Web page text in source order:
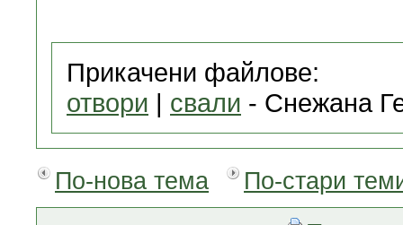
Прикачени файлове:
отвори | свали - Снежана
По-нова тема
По-стари